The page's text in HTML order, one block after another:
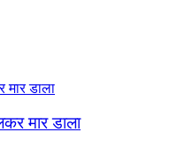
मार डाला